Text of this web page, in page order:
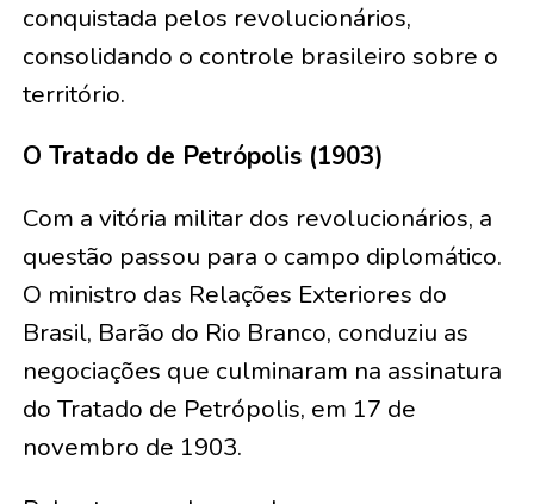
conquistada pelos revolucionários,
consolidando o controle brasileiro sobre o
território.
O Tratado de Petrópolis (1903)
Com a vitória militar dos revolucionários, a
questão passou para o campo diplomático.
O ministro das Relações Exteriores do
Brasil, Barão do Rio Branco, conduziu as
negociações que culminaram na assinatura
do Tratado de Petrópolis, em 17 de
novembro de 1903.